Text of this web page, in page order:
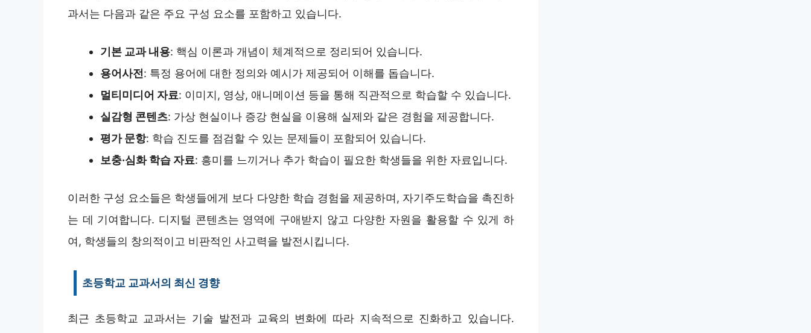
과서는 다음과 같은 주요 구성 요소를 포함하고 있습니다.
기본 교과 내용: 핵심 이론과 개념이 체계적으로 정리되어 있습니다.
용어사전: 특정 용어에 대한 정의와 예시가 제공되어 이해를 돕습니다.
멀티미디어 자료: 이미지, 영상, 애니메이션 등을 통해 직관적으로 학습할 수 있습니다.
실감형 콘텐츠: 가상 현실이나 증강 현실을 이용해 실제와 같은 경험을 제공합니다.
평가 문항: 학습 진도를 점검할 수 있는 문제들이 포함되어 있습니다.
보충·심화 학습 자료: 흥미를 느끼거나 추가 학습이 필요한 학생들을 위한 자료입니다.
이러한 구성 요소들은 학생들에게 보다 다양한 학습 경험을 제공하며, 자기주도학습을 촉진하
는 데 기여합니다. 디지털 콘텐츠는 영역에 구애받지 않고 다양한 자원을 활용할 수 있게 하
여, 학생들의 창의적이고 비판적인 사고력을 발전시킵니다.
초등학교 교과서의 최신 경향
최근 초등학교 교과서는 기술 발전과 교육의 변화에 따라 지속적으로 진화하고 있습니다.